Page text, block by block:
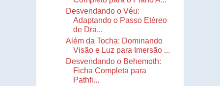
Desvendando o Véu:
Adaptando o Passo Etéreo
de Dra...
Além da Tocha: Dominando
Visão e Luz para Imersão ...
Desvendando o Behemoth:
Ficha Completa para
Pathfi...